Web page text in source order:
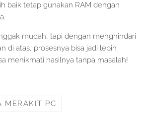
baik tetap gunakan RAM dengan
mudah, tapi dengan menghindari
di atas, prosesnya bisa jadi lebih
menikmati hasilnya tanpa masalah!
MERAKIT PC